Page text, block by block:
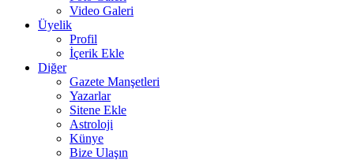
Video Galeri
Üyelik
Profil
İçerik Ekle
Diğer
Gazete Manşetleri
Yazarlar
Sitene Ekle
Astroloji
Künye
Bize Ulaşın